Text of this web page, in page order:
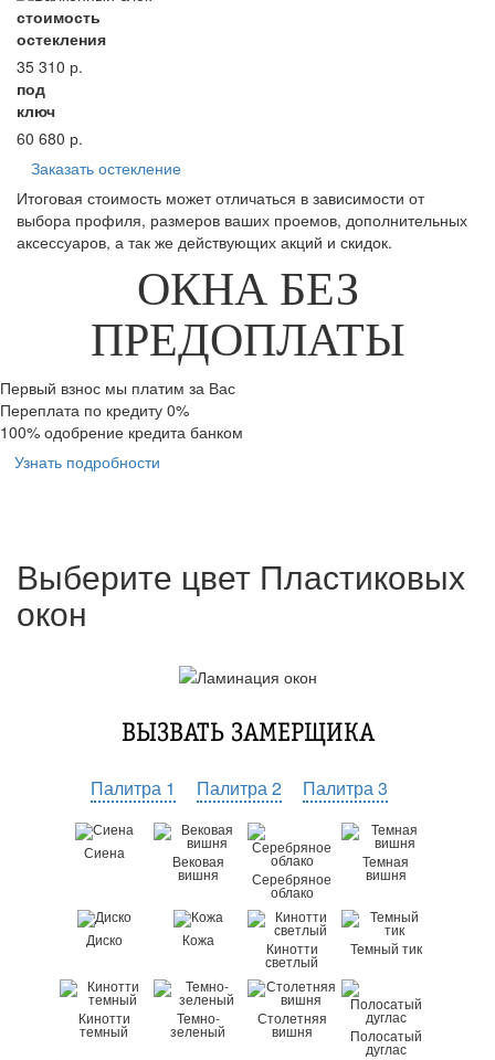
стоимость
остекления
35 310 р.
под
ключ
60 680 р.
Заказать остекление
Итоговая стоимость может отличаться в зависимости от
выбора профиля, размеров ваших проемов, дополнительных
аксессуаров, а так же действующих акций и скидок.
ОКНА БЕЗ
ПРЕДОПЛАТЫ
Первый взнос мы платим за Вас
Переплата по кредиту 0%
100% одобрение кредита банком
Узнать подробности
Выберите цвет Пластиковых
окон
ВЫЗВАТЬ ЗАМЕРЩИКА
Палитра 1 Палитра 2 Палитра 3
Сиена Вековая
вишня Серебряное
облако
Темная
вишня
Диско Кожа Кинотти
светлый
Темный тик
Кинотти
темный
Темно-
зеленый
Столетняя
вишня Полосатый
дуглас